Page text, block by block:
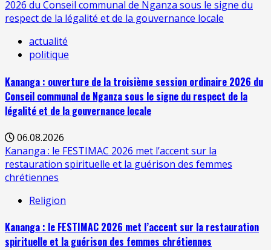
2026 du Conseil communal de Nganza sous le signe du
respect de la légalité et de la gouvernance locale
actualité
politique
Kananga : ouverture de la troisième session ordinaire 2026 du
Conseil communal de Nganza sous le signe du respect de la
légalité et de la gouvernance locale
06.08.2026
Kananga : le FESTIMAC 2026 met l’accent sur la
restauration spirituelle et la guérison des femmes
chrétiennes
Religion
Kananga : le FESTIMAC 2026 met l’accent sur la restauration
spirituelle et la guérison des femmes chrétiennes